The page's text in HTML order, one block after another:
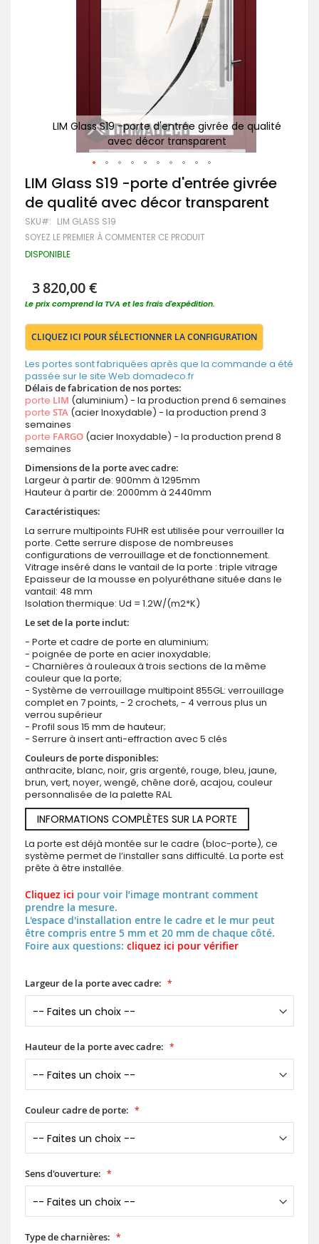
LIM Glass S19 -porte d'entrée givrée de qualité
avec décor transparent
Passer
au
début
de
la
Galerie
d’images
LIM Glass S19 -porte d'entrée givrée
de qualité avec décor transparent
SKU LIM GLASS S19
SOYEZ LE PREMIER À COMMENTER CE PRODUIT
DISPONIBLE
3 820,00 €
Le prix comprend la TVA et les frais d'expédition.
CLIQUEZ ICI POUR SÉLECTIONNER LA CONFIGURATION
Les portes sont fabriquées après que la commande a été
passée sur le site Web domadeco.fr
Délais de fabrication de nos portes:
porte LIM (aluminium) - la production prend 6 semaines
porte STA (acier Inoxydable) - la production prend 3
semaines
porte FARGO (acier Inoxydable) - la production prend 8
semaines
Dimensions de la porte avec cadre:
Largeur à partir de: 900mm à 1295mm
Hauteur à partir de: 2000mm à 2440mm
Caractéristiques:
La serrure multipoints FUHR est utilisée pour verrouiller la
porte. Cette serrure dispose de nombreuses
configurations de verrouillage et de fonctionnement.
Vitrage inséré dans le vantail de la porte : triple vitrage
Epaisseur de la mousse en polyuréthane située dans le
vantail: 48 mm
Isolation thermique: Ud = 1.2W/(m2*K)
Le set de la porte inclut:
- Porte et cadre de porte en aluminium;
- poignée de porte en acier inoxydable;
- Charnières à rouleaux à trois sections de la même
couleur que la porte;
- Système de verrouillage multipoint 855GL: verrouillage
complet en 7 points, - 2 crochets, - 4 verrous plus un
verrou supérieur
- Profil sous 15 mm de hauteur;
- Serrure à insert anti-effraction avec 5 clés
Couleurs de porte disponibles:
anthracite, blanc, noir, gris argenté, rouge, bleu, jaune,
brun, vert, noyer, wengé, chêne doré, acajou, couleur
personnalisée de la palette RAL
INFORMATIONS COMPLÈTES SUR LA PORTE
La porte est déjà montée sur le cadre (bloc-porte), ce
système permet de l’installer sans difficulté. La porte est
prête à être installée.
Cliquez ici pour voir l’image montrant comment
prendre la mesure.
L'espace d'installation entre le cadre et le mur peut
être compris entre 5 mm et 20 mm de chaque côté.
Foire aux questions: cliquez ici pour vérifier
Largeur de la porte avec cadre:
Hauteur de la porte avec cadre:
Couleur cadre de porte:
Sens d'ouverture:
Type de charnières: